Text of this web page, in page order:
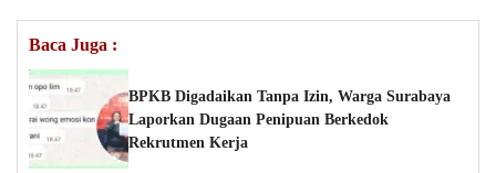
Baca Juga :
BPKB Digadaikan Tanpa Izin, Warga Surabaya
Laporkan Dugaan Penipuan Berkedok
Rekrutmen Kerja